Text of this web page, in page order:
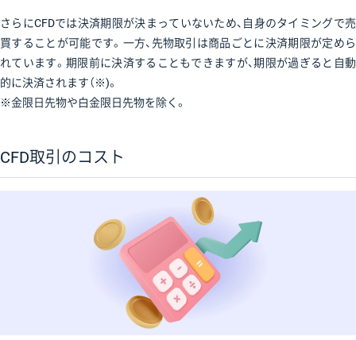
さらにCFDでは決済期限が決まっていないため、自身のタイミングで売
買することが可能です。一方、先物取引は商品ごとに決済期限が定めら
れています。期限前に決済することもできますが、期限が過ぎると自動
的に決済されます（※)。
※金限日先物や白金限日先物を除く。
CFD取引のコスト